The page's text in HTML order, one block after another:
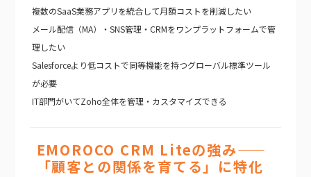
複数のSaaS業務アプリを統合して月額コストを削減したい
メール配信（MA）・SNS管理・CRMをワンプラットフォームで管
理したい
Salesforceより低コストで同等機能を持つグローバル標準ツール
が必要
IT部門がいてZoho全体を管理・カスタマイズできる
EMOROCO CRM Liteの強み——
「顧客との関係を育てる」に特化